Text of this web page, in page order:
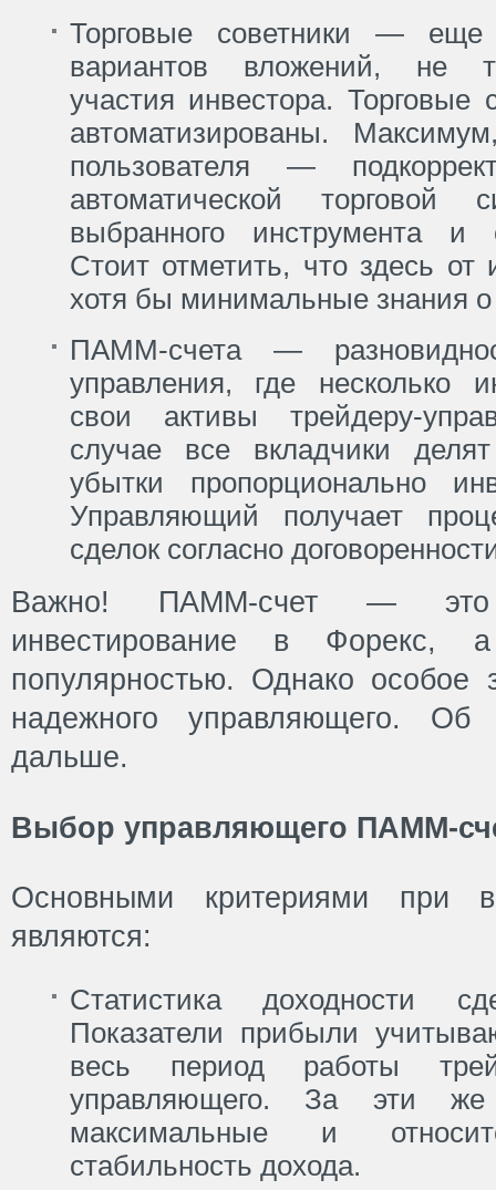
Торговые советники —
вариантов вложений, не
участия инвестора. Торговые
автоматизированы.
пользователя —
автоматической
выбранного инструмента и
Стоит отметить, что здесь от
хотя бы минимальные знания о
ПАММ-счета —
управления, где несколько
свои активы трейдеру-
случае все вкладчики
убытки пропорционально
Управляющий получает
сделок согласно
Важно! ПАММ-счет — это
инвестирование в Форекс,
популярностью. Однако особое
надежного управляющего. Об
дальше.
Выбор управляющего ПАММ-
Основными критериями при
являются:
Статистика доходности
Показатели прибыли
весь период работы
управляющего. За эти же
максимальные и
стабильность дохода.